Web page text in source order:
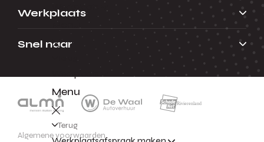
Werkplaats
Menu
Terug
Werkplaats
Snel naar
Algemene voorwaarden